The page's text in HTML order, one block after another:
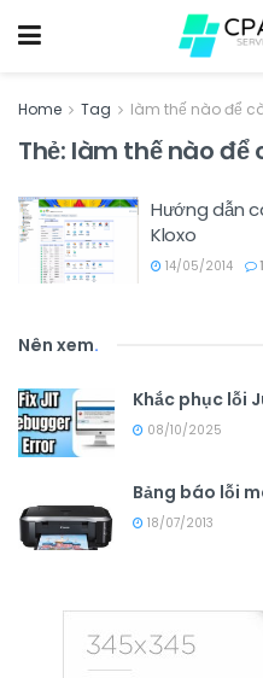
Home Tag làm thế nào để
Thẻ: làm thế nào để
Hướng dẫn
Kloxo
14/05/2014 1
Nên xem.
Khắc phục lỗi
08/10/2025
Bảng báo lỗi
18/07/2013